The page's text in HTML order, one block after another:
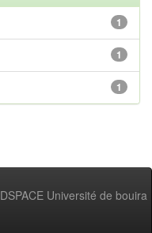
1
1
1
DSPACE Université de bouira